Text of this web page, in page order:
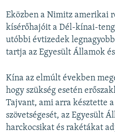
Eközben a Nimitz amerikai
kísérőhajóit a Dél-kínai-
utóbbi évtizedek
tartja az Egyesült Államok
Kína az elmúlt években
hogy szükség esetén
Tajvant, ami arra késztette
szövetségesét, az Egyesült
harckocsikat és rakétákat